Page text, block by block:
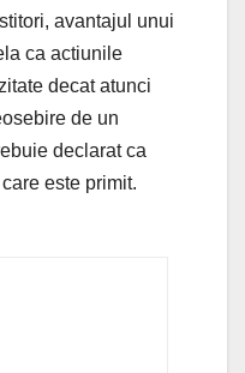
avantajul unui
ca actiunile
decat atunci
de un
declarat ca
este primit.